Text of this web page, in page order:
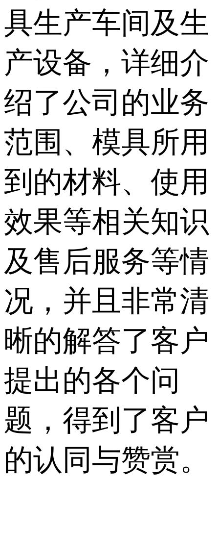
具生产车间及生
产设备，详细介
绍了公司的业务
范围、模具所用
到的材料、使用
效果等相关知识
及售后服务等情
况，并且非常清
晰的解答了客户
提出的各个问
题，得到了客户
的认同与赞赏。